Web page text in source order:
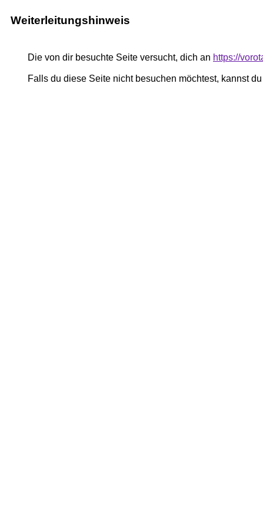
Weiterleitungshinweis
Die von dir besuchte Seite versucht, dich an https://
Falls du diese Seite nicht besuchen möchtest, kannst du